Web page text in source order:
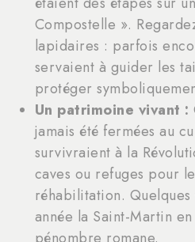
Compostelle ».
lapidaires : parfois
servaient à guider les
protéger
Un patrimoine vivant :
jamais été fermées au
survivraient à la
caves ou refuges pour
réhabilitation.
année la Saint-Martin